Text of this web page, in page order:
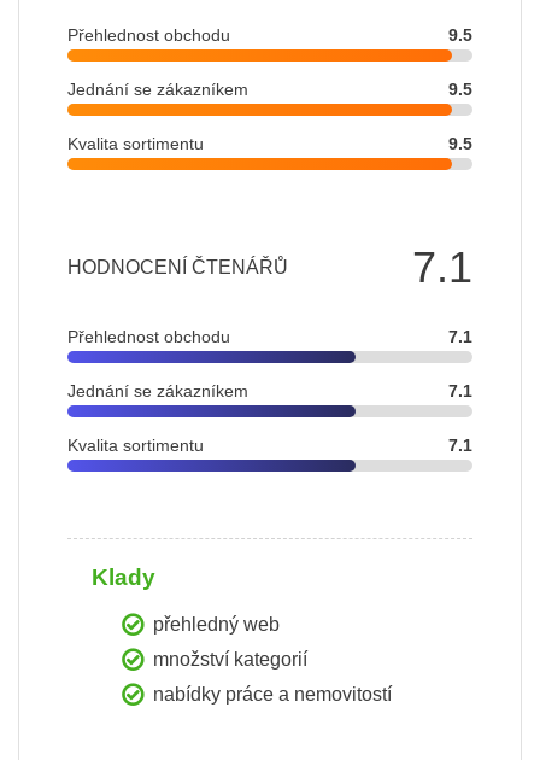
Přehlednost obchodu 9.5
Jednání se zákazníkem 9.5
Kvalita sortimentu 9.5
7.1
HODNOCENÍ ČTENÁŘŮ
Přehlednost obchodu 7.1
Jednání se zákazníkem 7.1
Kvalita sortimentu 7.1
Klady
přehledný web
množství kategorií
nabídky práce a nemovitostí